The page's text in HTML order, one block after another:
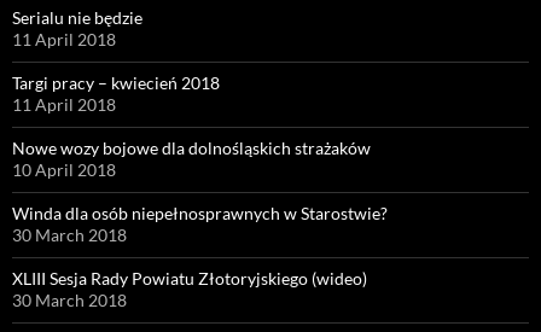
Serialu nie będzie
11 April 2018
Targi pracy – kwiecień 2018
11 April 2018
Nowe wozy bojowe dla dolnośląskich strażaków
10 April 2018
Winda dla osób niepełnosprawnych w Starostwie?
30 March 2018
XLIII Sesja Rady Powiatu Złotoryjskiego (wideo)
30 March 2018